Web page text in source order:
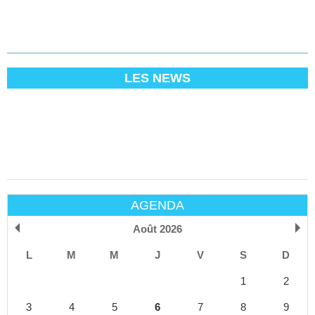
LES NEWS
AGENDA
Août 2026
L M M J V S D
1 2
3 4 5 6 7 8 9